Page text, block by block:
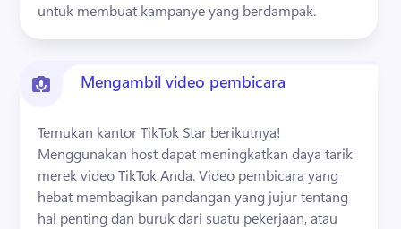
untuk membuat kampanye yang berdampak.
Mengambil video pembicara
Menggunakan host dapat meningkatkan daya tarik
merek video TikTok Anda. Video pembicara yang
hebat membagikan pandangan yang jujur ​​tentang
hal penting dan buruk dari suatu pekerjaan, atau